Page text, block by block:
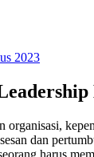
2023
organisasi,
dan
harus